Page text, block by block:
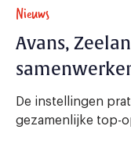
Nieuws
Avans,
De instellingen
gezamenlijke top-